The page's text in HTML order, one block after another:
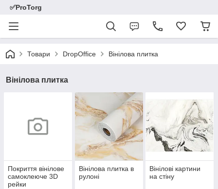
✅ProTorg
Товари DropOffice Вінілова плитка
Вінілова плитка
Покриття вінілове
самоклеюче 3D
рейки
Вінілова плитка в
рулоні
Вінілові картини
на стіну